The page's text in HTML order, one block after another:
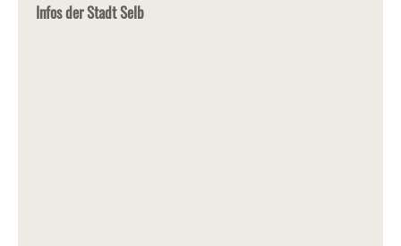
Infos der Stadt Selb